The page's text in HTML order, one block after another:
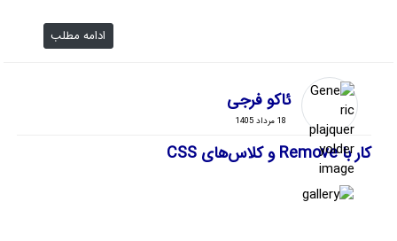
ادامه مطلب
ئاکو فرجی
18 مرداد 1405
کار با Remove و کلاس‌های CSS